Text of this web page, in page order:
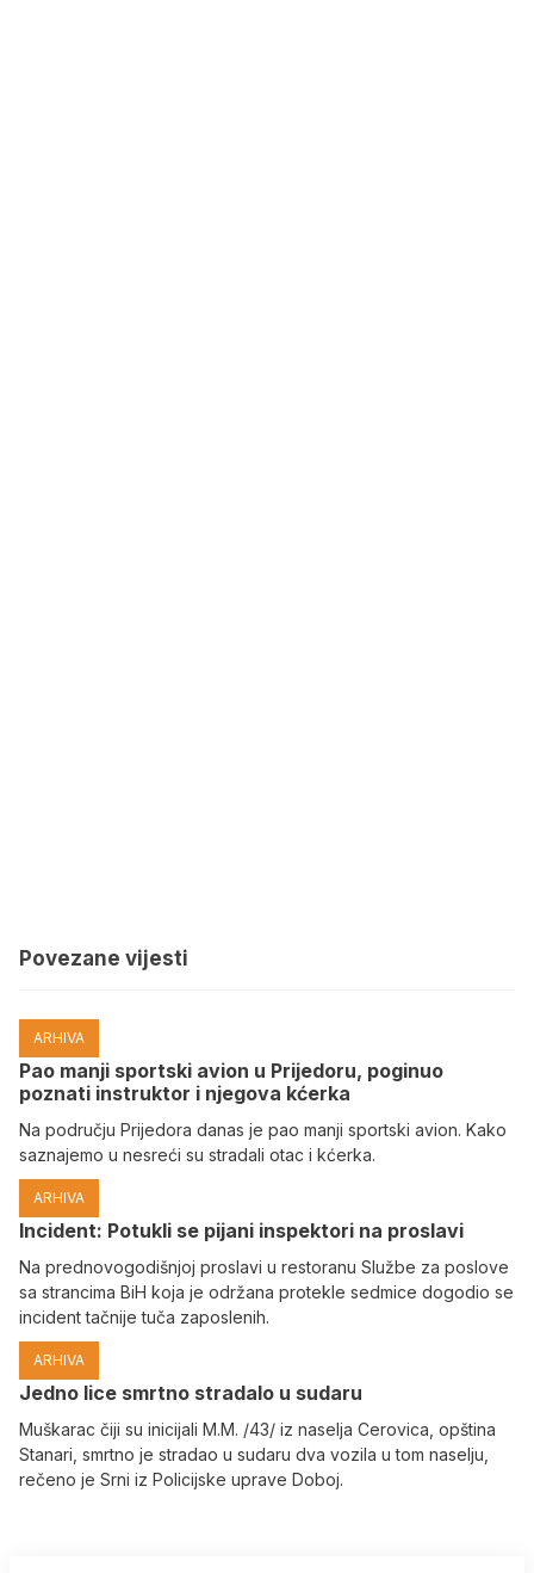
Povezane vijesti
ARHIVA
Pao manji sportski avion u Prijedoru, poginuo
poznati instruktor i njegova kćerka
Na području Prijedora danas je pao manji sportski avion. Kako
saznajemo u nesreći su stradali otac i kćerka.
ARHIVA
Incident: Potukli se pijani inspektori na proslavi
Na prednovogodišnjoj proslavi u restoranu Službe za poslove
sa strancima BiH koja je održana protekle sedmice dogodio se
incident tačnije tuča zaposlenih.
ARHIVA
Јedno lice smrtno stradalo u sudaru
Muškarac čiji su inicijali M.M. /43/ iz naselja Cerovica, opština
Stanari, smrtno je stradao u sudaru dva vozila u tom naselju,
rečeno je Srni iz Policijske uprave Doboj.